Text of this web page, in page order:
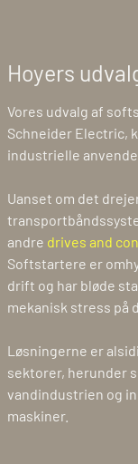
Hoyers
Vores udvalg af
Schneider Electric,
industrielle
Uanset om det
andre drives and
Softstartere er
drift og har bløde
mekanisk stress på
Løsningerne er
sektorer, herunder
vandindustrien og
maskiner.